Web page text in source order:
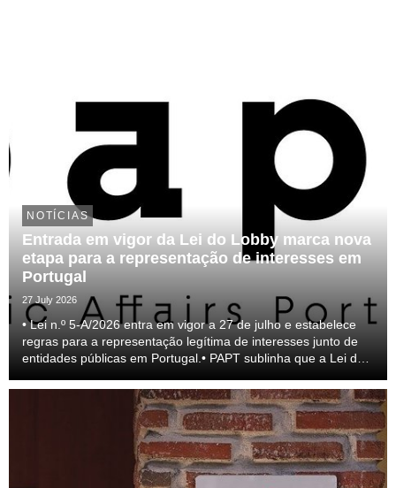
NOTÍCIAS
Entrada em vigor da Lei do Lobby marca nova
etapa para a representação de interesses em
Portugal
27 July 2026
• Lei n.º 5-A/2026 entra em vigor a 27 de julho e estabelece
regras para a representação legítima de interesses junto de
entidades públicas em Portugal.• PAPT sublinha que a Lei do
do setor e para a transparên...